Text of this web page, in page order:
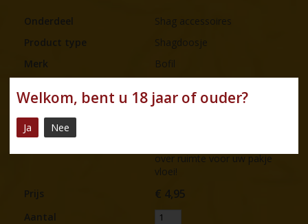
Onderdeel
Shag accessoires
Product type
Shagdoosje
Merk
Bofil
Omschrijving
In deze Metal Tobacco Case
over ruimte voor uw pakje
vloei!
Prijs
€ 4,95
Aantal
Welkom, bent u 18 jaar of ouder?
Ja Nee